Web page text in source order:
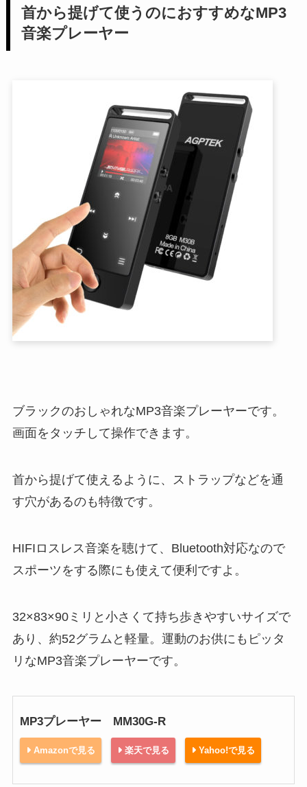
首から提げて使うのにおすすめなMP3
音楽プレーヤー
ブラックのおしゃれなMP3音楽プレーヤーです。
画面をタッチして操作できます。
首から提げて使えるように、ストラップなどを通
す穴があるのも特徴です。
HIFIロスレス音楽を聴けて、Bluetooth対応なので
スポーツをする際にも使えて便利ですよ。
32×83×90ミリと小さくて持ち歩きやすいサイズで
あり、約52グラムと軽量。運動のお供にもピッタ
リなMP3音楽プレーヤーです。
MP3プレーヤー MM30G-R
Amazonで見る 楽天で見る Yahoo!で見る